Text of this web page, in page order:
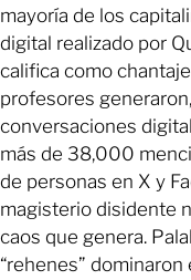
mayoría de los
digital realizado por
califica como
profesores
conversaciones
más de 38,000
de personas en X y
magisterio disidente
caos que genera.
“rehenes”